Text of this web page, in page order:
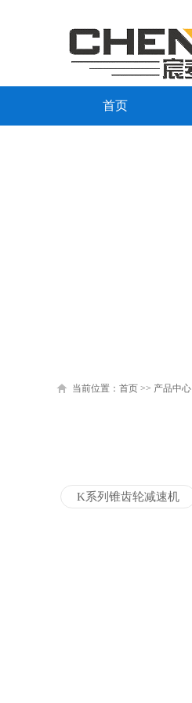
首页
当前位置： 首页 >> 产品中心
K系列锥齿轮减速机